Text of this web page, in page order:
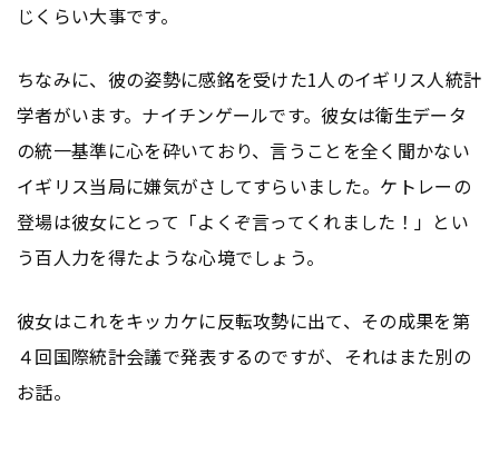
じくらい大事です。
ちなみに、彼の姿勢に感銘を受けた1人のイギリス人統計
学者がいます。ナイチンゲールです。彼女は衛生データ
の統一基準に心を砕いており、言うことを全く聞かない
イギリス当局に嫌気がさしてすらいました。ケトレーの
登場は彼女にとって「よくぞ言ってくれました！」とい
う百人力を得たような心境でしょう。
彼女はこれをキッカケに反転攻勢に出て、その成果を第
４回国際統計会議で発表するのですが、それはまた別の
お話。